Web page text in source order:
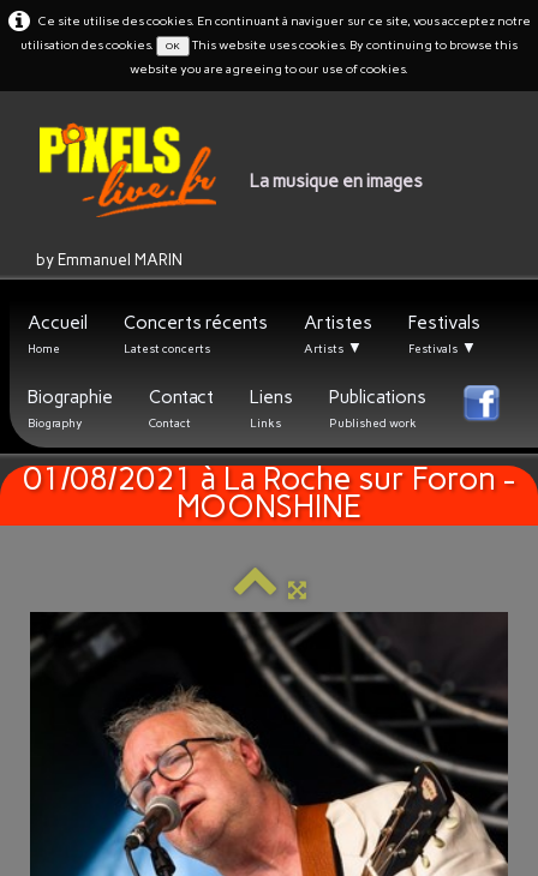
Ce site utilise des cookies. En continuant à naviguer sur ce site, vous acceptez notre
utilisation des cookies.
OK
This website uses cookies. By continuing to browse this
website you are agreeing to our use of cookies.
La musique en images
by Emmanuel MARIN
Accueil
Home
Concerts récents
Latest concerts
Artistes
Artists ▼
Festivals
Festivals ▼
Biographie
Biography
Contact
Contact
Liens
Links
Publications
Published work
01/08/2021 à La Roche sur Foron -
MOONSHINE